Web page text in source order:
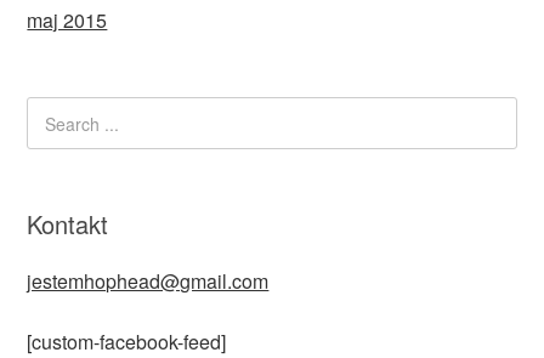
maj 2015
Kontakt
jestemhophead@gmail.com
[custom-facebook-feed]